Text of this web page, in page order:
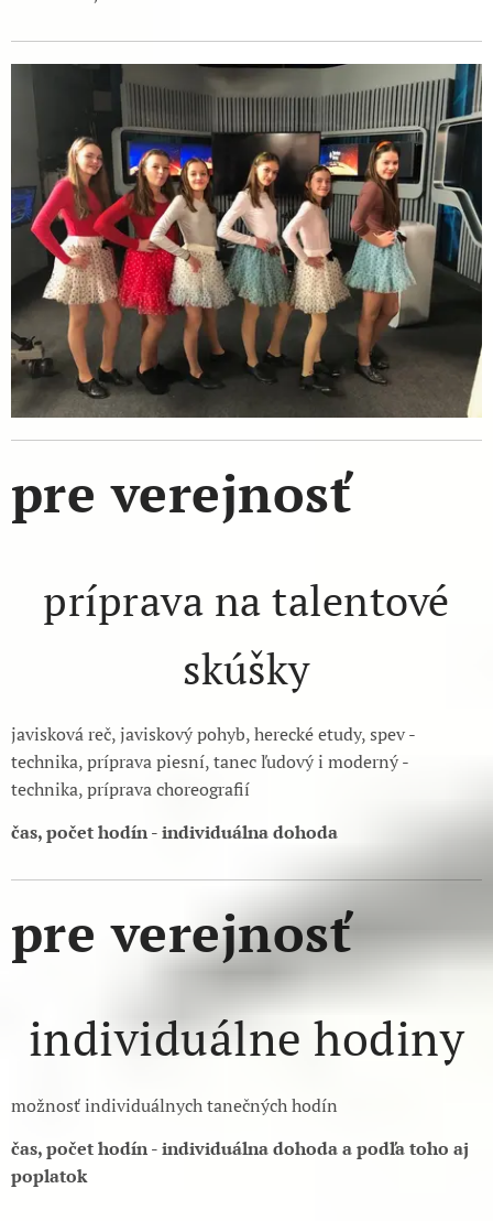
pre verejnosť
príprava na talentové
skúšky
javisková reč, javiskový pohyb, herecké etudy, spev -
technika, príprava piesní, tanec ľudový i moderný -
technika, príprava choreografií
čas, počet hodín - individuálnadohoda
pre verejnosť
individuálne hodiny
možnosť individuálnych tanečných hodín
čas, počet hodín - individuálnadohoda a podľa toho aj
poplatok